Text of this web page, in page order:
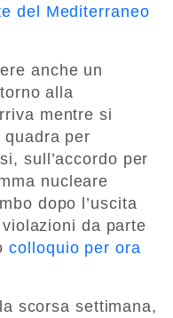
del Mediterraneo
anche un
alla
mentre si
per
sull’accordo per
nucleare
dopo l’uscita
da parte
colloquio per ora
scorsa settimana,